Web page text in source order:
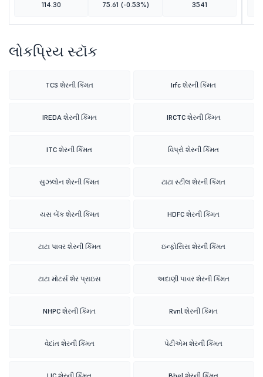
114.30 75.61 (-0.53%) 3541
લોકપ્રિય સ્ટૉક
TCS શેરની કિંમત Irfc શેરની કિંમત
IREDA શેરની કિંમત IRCTC શેરની કિંમત
ITC શેરની કિંમત વિપ્રો શેરની કિંમત
સુઝલોન શેરની કિંમત ટાટા સ્ટીલ શેરની કિંમત
યસ બેંક શેરની કિંમત HDFC શેરની કિંમત
ટાટા પાવર શેરની કિંમત ઇન્ફોસિસ શેરની કિંમત
ટાટા મોટર્સ શેર પ્રાઇસ અદાણી પાવર શેરની કિંમત
NHPC શેરની કિંમત Rvnl શેરની કિંમત
વેદાંત શેરની કિંમત પેટીએમ શેરની કિંમત